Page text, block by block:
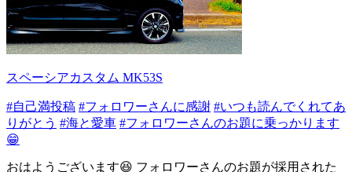
スペーシアカスタム MK53S
#自己満投稿 #フォロワーさんに感謝 #いつも読んでくれてあ
りがとう #海と愛車 #フォロワーさんのお題に乗っかります
😁
おはようございます😆 フォロワーさんのお題が採用された